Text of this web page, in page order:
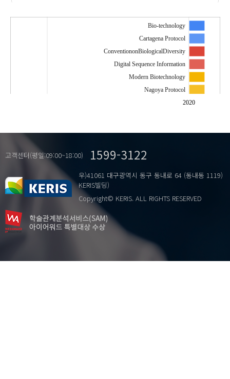
2020
Bio-technology
Cartagena Protocol
ConventiononBiologicalDiversity
Digital Sequence Information
Modern Biotechnology
Nagoya Protocol
Post-2020 Global Biodiversity Framework
생명공학
현대생명공학
고객센터(평일:09:00~18:00) 1599-3122
우)41061 대구광역시 동구 동내로 64 (동내동 1119)
KERIS빌딩)
Copyright© KERIS. ALL RIGHTS RESERVED